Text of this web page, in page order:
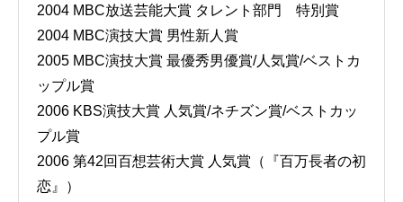
2004 MBC放送芸能大賞 タレント部門 特別賞
2004 MBC演技大賞 男性新人賞
2005 MBC演技大賞 最優秀男優賞/人気賞/ベストカ
ップル賞
2006 KBS演技大賞 人気賞/ネチズン賞/ベストカッ
プル賞
2006 第42回百想芸術大賞 人気賞（『百万長者の初
恋』）